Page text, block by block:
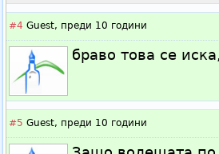
#4 Guest, преди 10 години
браво това се
#5 Guest, преди 10 години